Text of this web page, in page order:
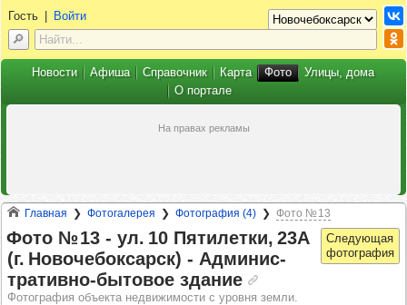
Главная Фотогалерея Фотография (4) Фото № 13
Фото № 13 -​ ул. 10 Пяти­летки, 23А
(г. Ново­че­бок­сарск) -​ Адми­нис­
тра­тивно-быто­вое зда­ние
Фотография объекта недвижимости с уровня земли.
Гость| Войти
Новости Афиша Справочник Карта Фото
Улицы, дома
О портале